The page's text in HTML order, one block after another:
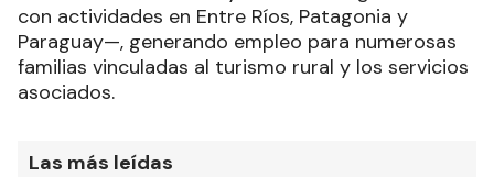
con actividades en Entre Ríos, Patagonia y
Paraguay—, generando empleo para numerosas
familias vinculadas al turismo rural y los servicios
asociados.
Las más leídas